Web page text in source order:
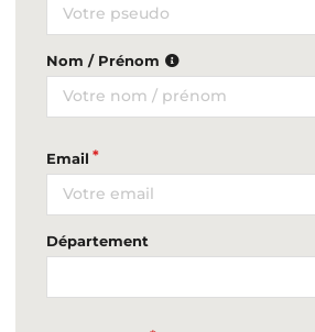
Nom / Prénom
Email
Département